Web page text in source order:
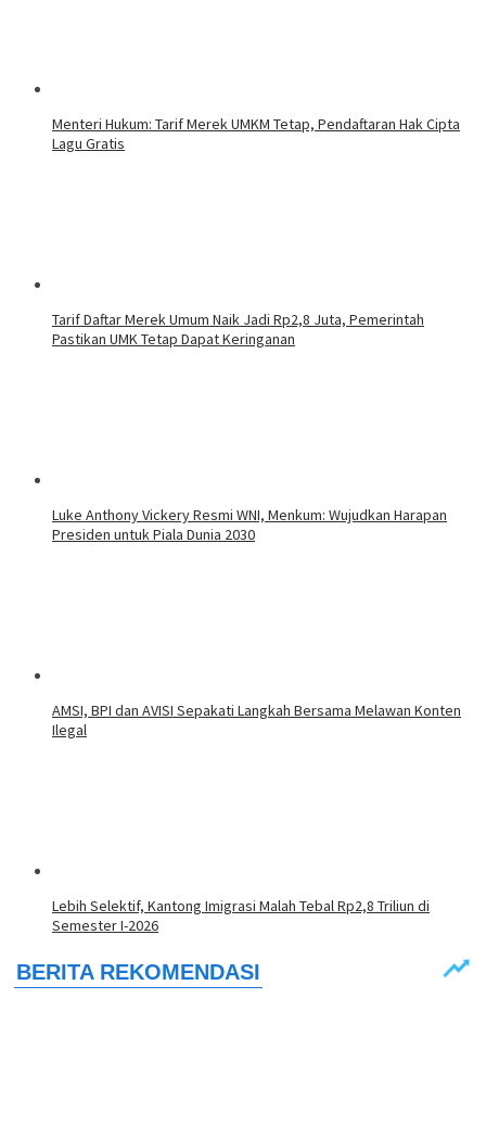
Menteri Hukum: Tarif Merek UMKM Tetap, Pendaftaran Hak Cipta
Lagu Gratis
Tarif Daftar Merek Umum Naik Jadi Rp2,8 Juta, Pemerintah
Pastikan UMK Tetap Dapat Keringanan
Luke Anthony Vickery Resmi WNI, Menkum: Wujudkan Harapan
Presiden untuk Piala Dunia 2030
AMSI, BPI dan AVISI Sepakati Langkah Bersama Melawan Konten
Ilegal
Lebih Selektif, Kantong Imigrasi Malah Tebal Rp2,8 Triliun di
Semester I-2026